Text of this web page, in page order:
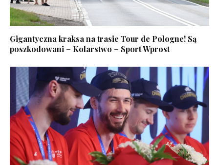
Gigantyczna kraksa na trasie Tour de Pologne! Są
poszkodowani – Kolarstwo – Sport Wprost